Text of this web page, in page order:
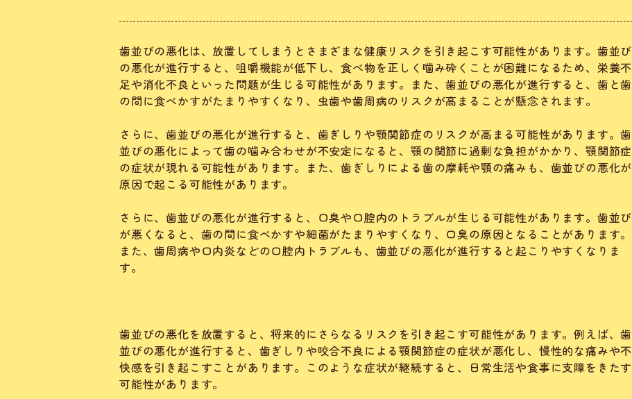
歯並びの悪化は、放置してしまうとさまざまな健康リスクを引き起こす可能性があります。歯並び
の悪化が進行すると、咀嚼機能が低下し、食べ物を正しく噛み砕くことが困難になるため、栄養不
足や消化不良といった問題が生じる可能性があります。また、歯並びの悪化が進行すると、歯と歯
の間に食べかすがたまりやすくなり、虫歯や歯周病のリスクが高まることが懸念されます。
さらに、歯並びの悪化が進行すると、歯ぎしりや顎関節症のリスクが高まる可能性があります。歯
並びの悪化によって歯の噛み合わせが不安定になると、顎の関節に過剰な負担がかかり、顎関節症
の症状が現れる可能性があります。また、歯ぎしりによる歯の摩耗や顎の痛みも、歯並びの悪化が
原因で起こる可能性があります。
さらに、歯並びの悪化が進行すると、口臭や口腔内のトラブルが生じる可能性があります。歯並び
が悪くなると、歯の間に食べかすや細菌がたまりやすくなり、口臭の原因となることがあります。
また、歯周病や口内炎などの口腔内トラブルも、歯並びの悪化が進行すると起こりやすくなりま
す。
歯並びの悪化を放置すると、将来的にさらなるリスクを引き起こす可能性があります。例えば、歯
並びの悪化が進行すると、歯ぎしりや咬合不良による顎関節症の症状が悪化し、慢性的な痛みや不
快感を引き起こすことがあります。このような症状が継続すると、日常生活や食事に支障をきたす
可能性があります。